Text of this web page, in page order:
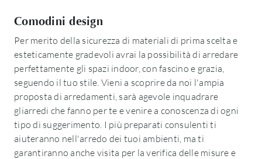
Comodini design
Per merito della sicurezza di materiali di prima scelta e
esteticamente gradevoli avrai la possibilità di arredare
perfettamente gli spazi indoor, con fascino e grazia,
seguendo il tuo stile. Vieni a scoprire da noi l'ampia
proposta di arredamenti, sarà agevole inquadrare
gliarredi che fanno per te e venire a conoscenza di ogni
tipo di suggerimento. I più preparati consulenti ti
aiuteranno nell'arredo dei tuoi ambienti, ma ti
garantiranno anche visita per la verifica delle misure e